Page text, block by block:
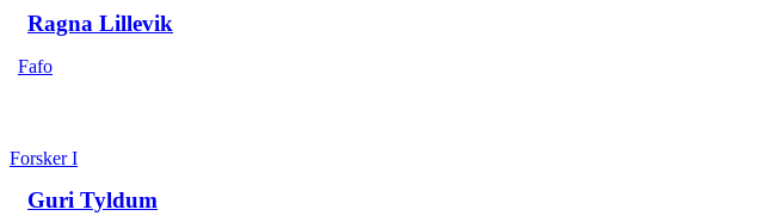
Ragna Lillevik
Fafo
Forsker I
Guri Tyldum